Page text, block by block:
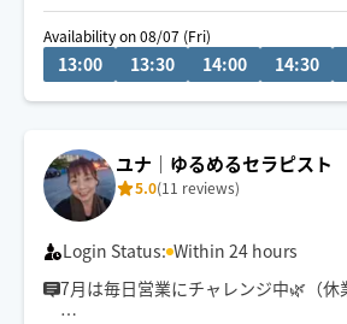
市外からのリクエストには交通ヒや
少し難しいです。
ぜひ癒しの時間をお届けできたら嬉し
お願いします(*^_^*)
Availability on 08/07 (Fri)
13:00 13:30 14:00 14:30
ユナ│ゆるめるセラピスト
5.0(11 reviews)
Login Status: Within 24 hours
7月は毎日営業にチャレンジ中🌿（休